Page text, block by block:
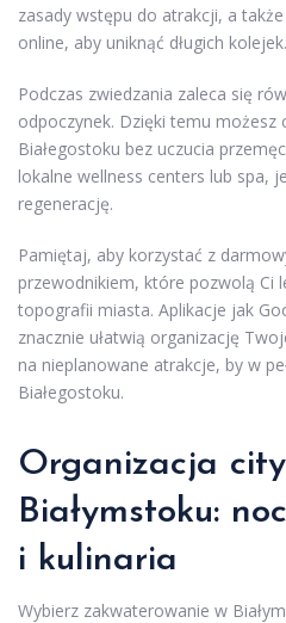
zasady wstępu do atrakcji, a
online, aby uniknąć długich kolejek.
Podczas zwiedzania zaleca się
odpoczynek. Dzięki temu możesz
Białegostoku bez uczucia
lokalne wellness centers lub spa,
regenerację.
Pamiętaj, aby korzystać z
przewodnikiem, które pozwolą Ci
topografii miasta. Aplikacje jak
znacznie ułatwią organizację
na nieplanowane atrakcje, by w
Białegostoku.
Organizacja
Białymstoku:
i kulinaria
Wybierz zakwaterowanie w